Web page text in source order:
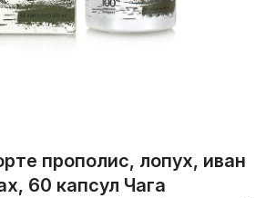
прополис, лопух, иван
60 капсул Чага